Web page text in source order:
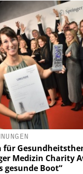
für
Medizin Charity
gesunde Boot“